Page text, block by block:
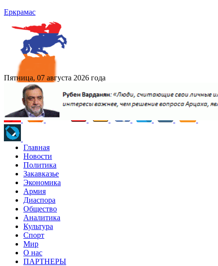
Еркрамас
Пятница, 07 августа 2026 года
Главная
Новости
Политика
Закавказье
Экономика
Армия
Диаспора
Общество
Аналитика
Культура
Спорт
Мир
О нас
ПАРТНЕРЫ